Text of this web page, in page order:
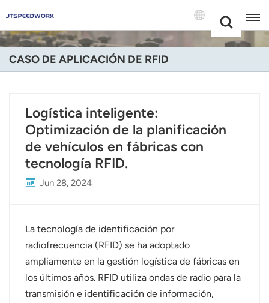
+86 -18681515767
English
Deutsch
Русский
Português
Nederland
عربي
CASO DE APLICACIÓN DE RFID
Logística inteligente:
Optimización de la planificación
de vehículos en fábricas con
tecnología RFID.
Jun 28, 2024
La tecnología de identificación por
radiofrecuencia (RFID) se ha adoptado
ampliamente en la gestión logística de fábricas en
los últimos años. RFID utiliza ondas de radio para la
transmisión e identificación de información,